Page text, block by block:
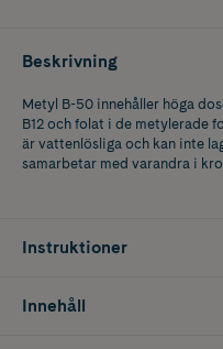
Beskrivning
Metyl B-50 innehåller höga
B12 och folat i de metylerade
är vattenlösliga och kan inte
samarbetar med varandra i
Instruktioner
Innehåll